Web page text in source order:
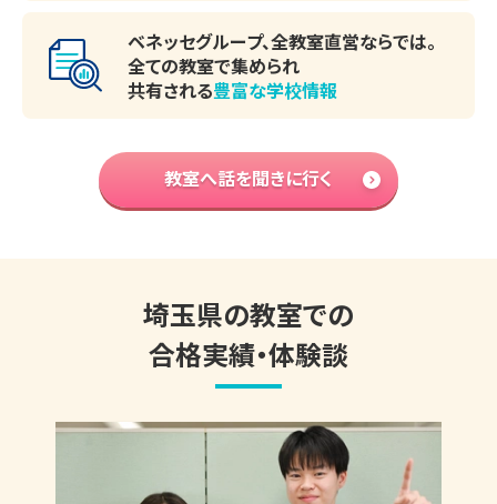
ベネッセグループ、全教室直営ならでは。
全ての教室で集められ
共有される豊富な学校情報
教室へ話を聞きに行く
埼玉県の教室での
合格実績・体験談